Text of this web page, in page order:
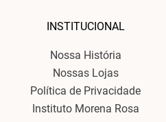
INSTITUCIONAL
Nossa História
Nossas Lojas
Política de Privacidade
Instituto Morena Rosa